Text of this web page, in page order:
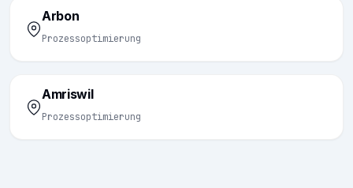
Arbon
Prozessoptimierung
Amriswil
Prozessoptimierung